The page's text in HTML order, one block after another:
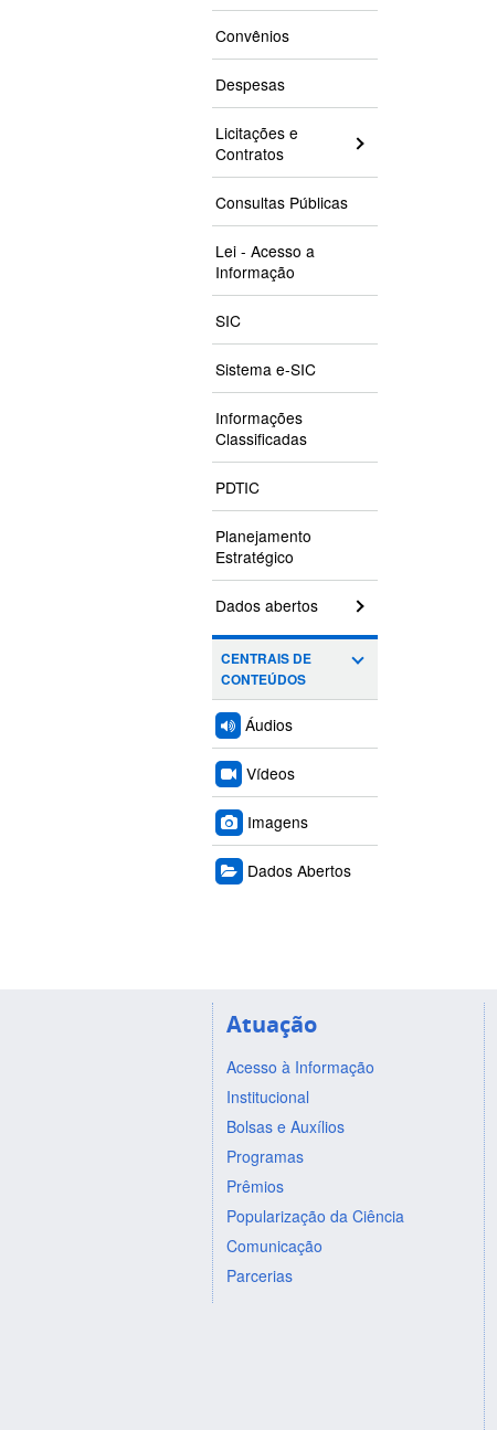
Convênios
Despesas
Licitações e
Contratos
Consultas Públicas
Lei - Acesso a
Informação
SIC
Sistema e-SIC
Informações
Classificadas
PDTIC
Planejamento
Estratégico
Dados abertos
CENTRAIS DE
CONTEÚDOS
Áudios
Vídeos
Imagens
Dados Abertos
Atuação
Acesso à Informação
Institucional
Bolsas e Auxílios
Programas
Prêmios
Popularização da Ciência
Comunicação
Parcerias